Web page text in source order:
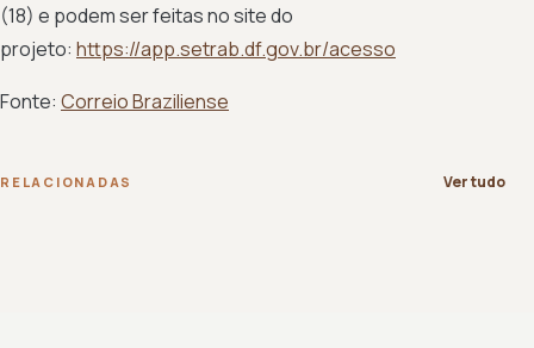
(18) e podem ser feitas no site do
projeto: https://app.setrab.df.gov.br/acesso
Fonte: Correio Braziliense
RELACIONADAS Ver tudo